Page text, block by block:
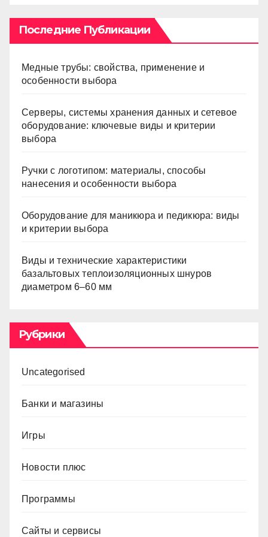
Последние Публикации
Медные трубы: свойства, применение и
особенности выбора
Серверы, системы хранения данных и сетевое
оборудование: ключевые виды и критерии
выбора
Ручки с логотипом: материалы, способы
нанесения и особенности выбора
Оборудование для маникюра и педикюра: виды
и критерии выбора
Виды и технические характеристики
базальтовых теплоизоляционных шнуров
диаметром 6–60 мм
Рубрики
Uncategorised
Банки и магазины
Игры
Новости плюс
Программы
Сайты и сервисы